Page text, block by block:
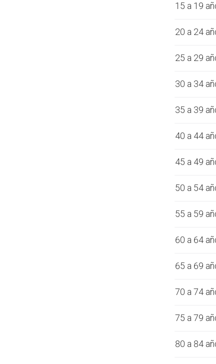
15 a 19
20 a 24
25 a 29
30 a 34
35 a 39
40 a 44
45 a 49
50 a 54
55 a 59
60 a 64
65 a 69
70 a 74
75 a 79
80 a 84